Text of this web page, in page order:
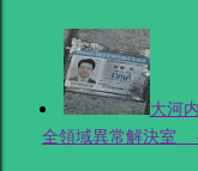
大河
全領域異常解決室